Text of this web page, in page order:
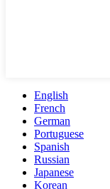
English
French
German
Portuguese
Spanish
Russian
Japanese
Korean